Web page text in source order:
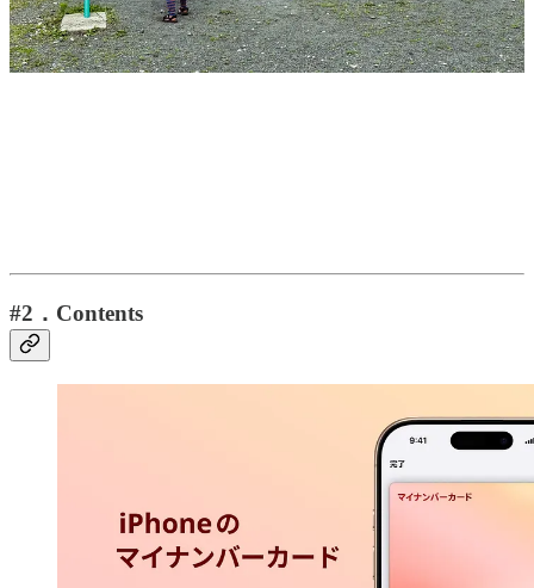
価値観で、できるだけ自然と触れ合い、自然の一部になって
楽しみたいと思いますね。
#2．Contents